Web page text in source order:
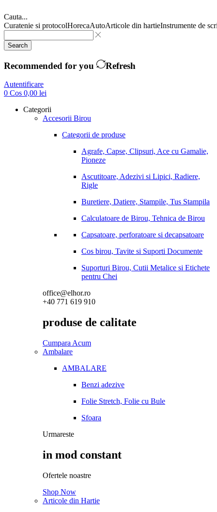
Cauta...
Curatenie si protocolHorecaAutoArticole din hartieInstrumente de
Search
Recommended for you Refresh
Autentificare
0 Cos 0,00 lei
Categorii
Accesorii Birou
Categorii de produse
Agrafe, Capse, Clipsuri, Ace cu Gamalie,
Pioneze
Ascutitoare, Adezivi si Lipici, Radiere,
Rigle
Buretiere, Datiere, Stampile, Tus Stampila
Calculatoare de Birou, Tehnica de Birou
Capsatoare, perforatoare si decapsatoare
Cos birou, Tavite si Suporti Documente
Suporturi Birou, Cutii Metalice si Etichete
pentru Chei
office@elhor.ro
+40 771 619 910
produse de calitate
Cumpara Acum
Ambalare
AMBALARE
Benzi adezive
Folie Stretch, Folie cu Bule
Sfoara
Urmareste
in mod constant
Ofertele noastre
Shop Now
Articole din Hartie